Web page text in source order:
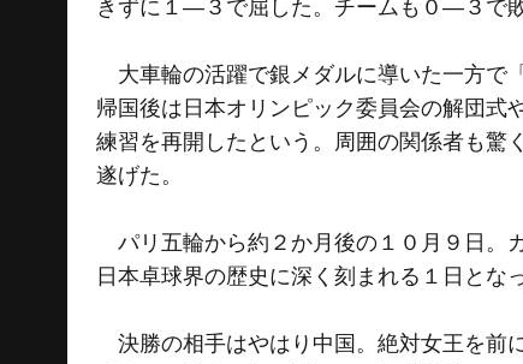
きずに１―３で屈した。チームも０―３で
大車輪の活躍で銀メダルに導いた一方で
帰国後は日本オリンピック委員会の解団式
練習を再開したという。周囲の関係者も驚
遂げた。
パリ五輪から約２か月後の１０月９日。
日本卓球界の歴史に深く刻まれる１日とな
決勝の相手はやはり中国。絶対女王を前